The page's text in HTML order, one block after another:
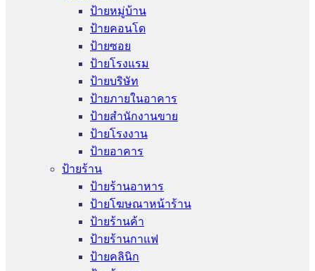
ป้ายหมู่บ้าน
ป้ายคอนโด
ป้ายซอย
ป้ายโรงแรม
ป้ายบริษัท
ป้ายภายในอาคาร
ป้ายสำนักงานขาย
ป้ายโรงงาน
ป้ายอาคาร
ป้ายร้าน
ป้ายร้านอาหาร
ป้ายโฆษณาหน้าร้าน
ป้ายร้านค้า
ป้ายร้านกาแฟ
ป้ายคลินิก